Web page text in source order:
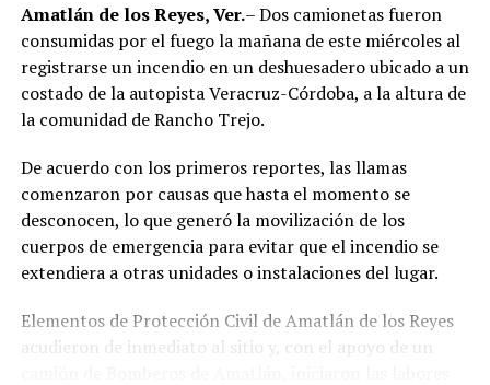
La sentencia representa uno de los primeros fallos
derivados de aquel operativo y confirma la
responsabilidad penal de los exuniformados por delitos
relacionados con la posesión de droga y el
públicos.
Amatlán de los Reyes, Ver.– Dos camionetas fueron
consumidas por el fuego la mañana de este miércoles al
registrarse un incendio en un deshuesadero ubicado a un
costado de la autopista Veracruz-Córdoba, a la altura de
la comunidad de Rancho Trejo.
De acuerdo con los primeros reportes, las llamas
comenzaron por causas que hasta el momento se
desconocen, lo que generó la movilización de los
cuerpos de emergencia para evitar que el incendio se
extendiera a otras unidades o instalaciones del lugar.
Elementos de Protección Civil de Amatlán de los Reyes
acudieron de inmediato al sitio y, con el apoyo de un